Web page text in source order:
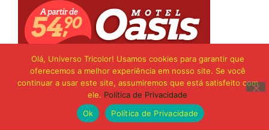
Olá, Universo Tricolor! Usamos cookies para garantir que
oferecemos a melhor experiência em nosso site. Se você
continuar a usar este site, assumiremos que está satisfeito com
ele. Política de Privacidade
Ok
Política de Privacidade